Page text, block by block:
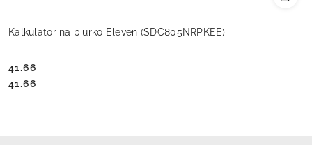
Kalkulator na biurko Eleven (SDC805NRPKEE)
Cena:
41.66
Cena:
41.66